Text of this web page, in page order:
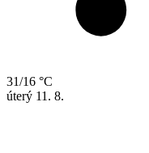
31/16 °C
úterý 11. 8.